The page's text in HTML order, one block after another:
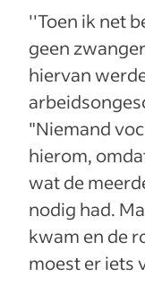
''Toen ik net
geen
hiervan
"Niemand
hierom,
wat de
nodig had.
kwam en de
moest er iets